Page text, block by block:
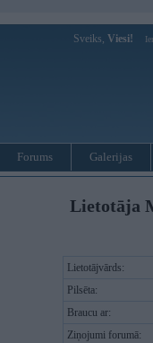
Sveiks, Viesi!
Forums Galerijas
Lietotāja
Lietotājvārds:
Pilsēta:
Braucu ar:
Ziņojumi forumā: